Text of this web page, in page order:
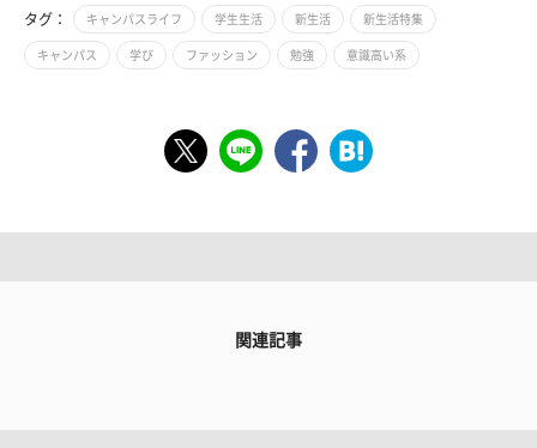
タグ： キャンパスライフ 学生生活 新生活 新生活特集
キャンパス 学び ファッション 勉強 意識高い系
関連記事